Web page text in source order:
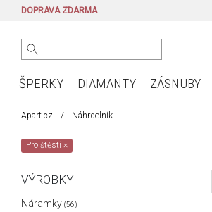
DOPRAVA ZDARMA
ŠPERKY DIAMANTY ZÁSNUBY
Apart.cz Náhrdelník
Pro štěstí×
VÝROBKY
Náramky (56)